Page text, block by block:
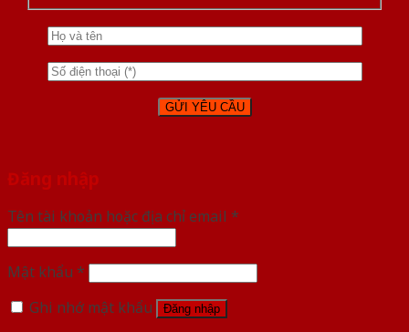
Đăng nhập
Tên tài khoản hoặc địa chỉ email *
Mật khẩu *
Ghi nhớ mật khẩu
Đăng nhập